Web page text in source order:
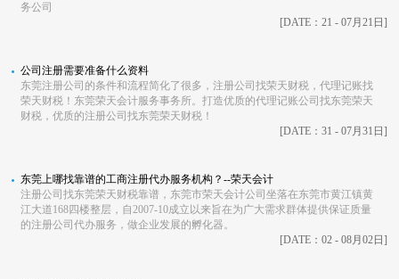
务公司
[DATE：21 - 07月21日]
公司注册需要准备什么资料
东莞注册公司的条件和流程简化了很多，注册公司找荣天财税，代理记账找
荣天财税！东莞荣天会计服务事务所。打造优质的代理记账公司找东莞荣天
财税，优质的注册公司找东莞荣天财税！
[DATE：31 - 07月31日]
东莞上哪找靠谱的工商注册代办服务机构？--荣天会计
注册公司找东莞荣天财税靠谱，东莞市荣天会计公司坐落在东莞市黄江镇黄
江大道168四楼整层，自2007-10成立以来旨在为广大需求群体提供保证质量
的注册公司​代办服务，做企业发展的孵化器。
[DATE：02 - 08月02日]